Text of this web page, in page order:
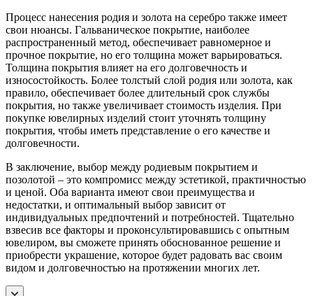
Процесс нанесения родия и золота на серебро также имеет
свои нюансы. Гальваническое покрытие, наиболее
распространенный метод, обеспечивает равномерное и
прочное покрытие, но его толщина может варьироваться.
Толщина покрытия влияет на его долговечность и
износостойкость. Более толстый слой родия или золота, как
правило, обеспечивает более длительный срок службы
покрытия, но также увеличивает стоимость изделия. При
покупке ювелирных изделий стоит уточнять толщину
покрытия, чтобы иметь представление о его качестве и
долговечности.
В заключение, выбор между родиевым покрытием и
позолотой – это компромисс между эстетикой, практичностью
и ценой. Оба варианта имеют свои преимущества и
недостатки, и оптимальный выбор зависит от
индивидуальных предпочтений и потребностей. Тщательно
взвесив все факторы и проконсультировавшись с опытным
ювелиром, вы сможете принять обоснованное решение и
приобрести украшение, которое будет радовать вас своим
видом и долговечностью на протяжении многих лет.